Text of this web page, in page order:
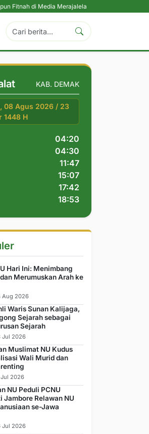
di Media Merajalela | Perkuat Komitmen
KAB. DEMAK
08 Agus 2026 / 23
1448 H
04:20
04:30
11:47
15:07
17:42
18:53
Hari Ini: Menimbang
Merumuskan Arah ke
Aug 2026
Waris Sunan Kalijaga,
Sejarah sebagai
Sejarah
Jul 2026
Muslimat NU Kudus
Wali Murid dan
Jul 2026
NU Peduli PCNU
Jambore Relawan NU
se-Jawa
Jul 2026